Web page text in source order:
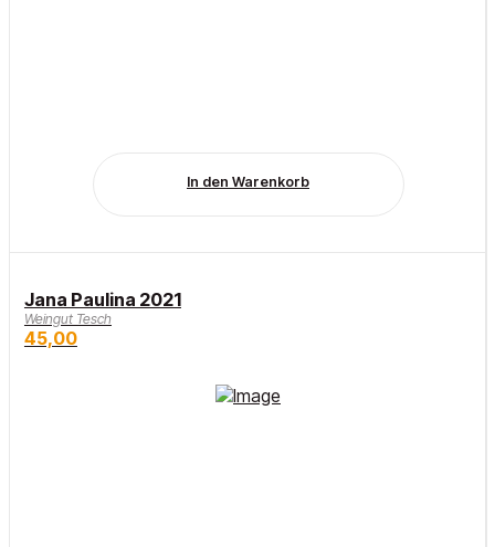
In den Warenkorb
Jana Paulina 2021
Weingut Tesch
45,00